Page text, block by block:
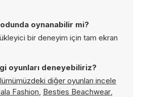
oynanabilir mi?
bir deneyim için tam ekran
oyunları deneyebiliriz?
diğer oyunları incele
Fashion, Besties Beachwear,